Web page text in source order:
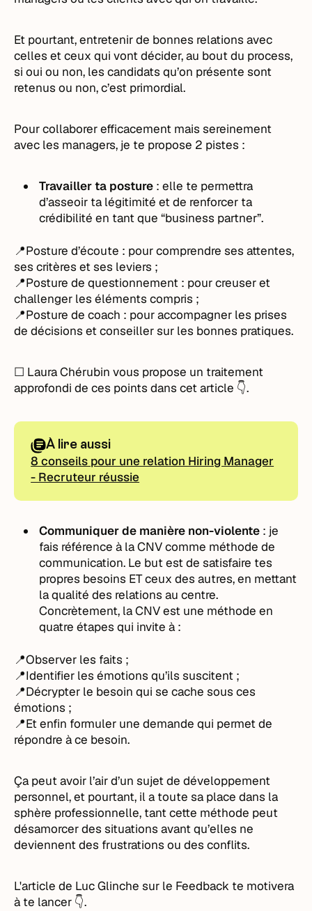
Et pourtant, entretenir de bonnes relations avec
celles et ceux qui vont décider, au bout du process,
si oui ou non, les candidats qu’on présente sont
retenus ou non, c’est primordial.
Pour collaborer efficacement mais sereinement
avec les managers, je te propose 2 pistes :
Travailler ta posture : elle te permettra
d’asseoir ta légitimité et de renforcer ta
crédibilité en tant que “business partner”.
📍Posture d’écoute : pour comprendre ses attentes,
ses critères et ses leviers ;
📍Posture de questionnement : pour creuser et
challenger les éléments compris ;
📍Posture de coach : pour accompagner les prises
de décisions et conseiller sur les bonnes pratiques.
☐ Laura Chérubin vous propose un traitement
approfondi de ces points dans cet article 👇.
À lire aussi
8 conseils pour une relation Hiring Manager
- Recruteur réussie
Communiquer de manière non-violente : je
fais référence à la CNV comme méthode de
communication. Le but est de satisfaire tes
propres besoins ET ceux des autres, en mettant
la qualité des relations au centre.
Concrètement, la CNV est une méthode en
quatre étapes qui invite à :
📍Observer les faits ;
📍Identifier les émotions qu’ils suscitent ;
📍Décrypter le besoin qui se cache sous ces
émotions ;
📍Et enfin formuler une demande qui permet de
répondre à ce besoin.
Ça peut avoir l’air d’un sujet de développement
personnel, et pourtant, il a toute sa place dans la
sphère professionnelle, tant cette méthode peut
désamorcer des situations avant qu’elles ne
deviennent des frustrations ou des conflits.
L'article de Luc Glinche sur le Feedback te motivera
à te lancer 👇.